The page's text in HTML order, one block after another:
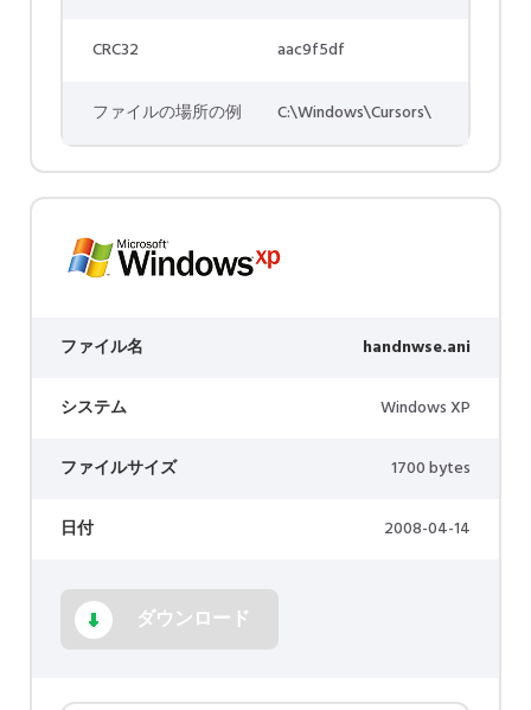
CRC32 aac9f5df
ファイルの場所の例 C:\Windows\Cursors\
ファイル名 handnwse.ani
システム Windows XP
ファイルサイズ 1700 bytes
日付 2008-04-14
ダウンロード